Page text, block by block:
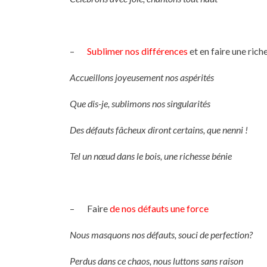
– Sublimer nos différences et en faire une
Accueillons joyeusement nos aspérités
Que dis-je, sublimons nos singularités
Des défauts fâcheux diront certains, que nenni !
Tel un nœud dans le bois, une richesse bénie
– Fairede nos défauts une force
Nous masquons nos défauts, souci de perfection?
Perdus dans ce chaos, nous luttons sans raison